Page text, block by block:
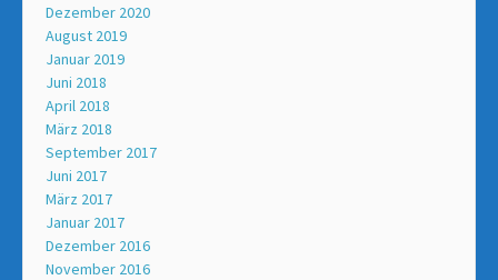
Dezember 2020
August 2019
Januar 2019
Juni 2018
April 2018
März 2018
September 2017
Juni 2017
März 2017
Januar 2017
Dezember 2016
November 2016